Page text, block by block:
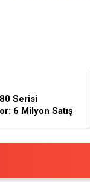
Serisi
6 Milyon Satış